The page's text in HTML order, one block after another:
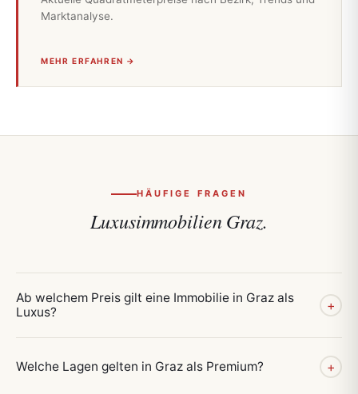
Marktanalyse.
MEHR ERFAHREN →
HÄUFIGE FRAGEN
Luxusimmobilien Graz.
Ab welchem Preis gilt eine Immobilie in Graz als
Luxus?
+
Welche Lagen gelten in Graz als Premium? +